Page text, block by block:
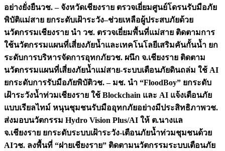
อย่างยั่งยืนวช. – จังหวัดเชียงราย ตรวจเยี่ยมศูนย์โดรนรับมือภัย
พิบัติแม่สาย ยกระดับเฝ้าระวัง–ช่วยเหลือผู้ประสบภัยด้วย
นวัตกรรมเชียงราย นำ วช. ตรวจเยี่ยมพื้นที่แม่สาย ติดตามการ
ใช้นวัตกรรมแผนที่เสี่ยงภัยน้ำและเทคโนโลยีเสริมคันกั้นน้ำ ยก
ระดับการบริหารจัดการอุทกภัยวช. ผนึก จ.เชียงราย ติดตาม
นวัตกรรมแผนที่เสี่ยงภัยน้ำแม่สาย-ระบบเตือนภัยดินถล่ม ใช้ AI
ยกระดับการรับมือภัยพิบัติวช. – มช. นำ “FloodBoy” ยกระดับ
เฝ้าระวังน้ำท่วมเชียงราย ใช้ Blockchain และ AI แจ้งเตือนภัย
แบบเรียลไทม์ หนุนชุมชนรับมืออุทกภัยอย่างมีประสิทธิภาพวช.
ส่งมอบนวัตกรรม Hydro Vision Plus/AI ให้ ต.นางแล
จ.เชียงราย ยกระดับระบบเฝ้าระวัง-เตือนภัยน้ำท่วมชุมชนด้วย
AIวช. ลงพื้นที่ “ฝายเชียงราย” ติดตามนวัตกรรมระบบเตือนภัย